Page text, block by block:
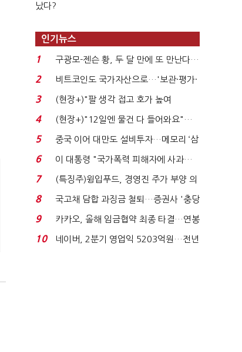
났다?
인기뉴스
1
구광모-젠슨 황, 두 달 만에 또 만난다…
로봇·AI 등 논...
2
비트코인도 국가자산으로…'보관·평가·
처분' 기준은 ...
3
(현장+)"팔 생각 접고 호가 높여
요"…'덜 똘똘한 한 채' 20...
4
(현장+)"12일엔 물건 다 들어와요"…
빈 매대 채우며 문 연 ...
5
중국 이어 대만도 설비투자…메모리 ‘삼
국전쟁’
6
이 대통령 "국가폭력 피해자에 사과…
적극적 조사로 진...
7
(특징주)윙입푸드, 경영진 주가 부양 의
지에 상한가...
8
국고채 담합 과징금 철퇴…증권사 '충당
금 폭탄' 우려...
9
카카오, 올해 임금협약 최종 타결…연봉
6.3% 인상·격려...
10
네이버, 2분기 영업익 5203억원…전년